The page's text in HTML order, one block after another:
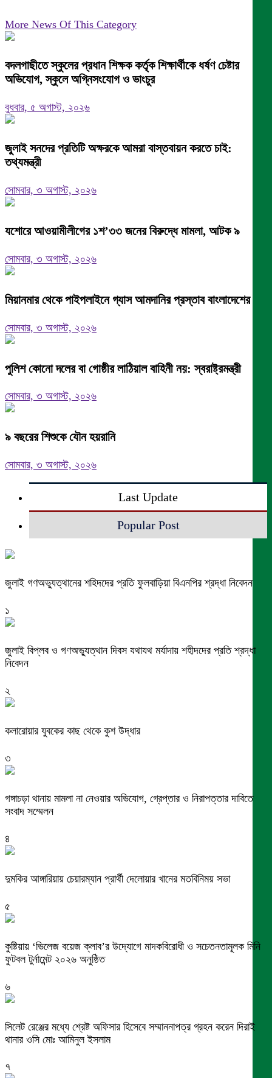
More News Of This Category
বদলগাছীতে স্কুলের প্রধান শিক্ষক কর্তৃক শিক্ষার্থীকে ধর্ষণ চেষ্টার
অভিযোগ, স্কুলে অগ্নিসংযোগ ও ভাংচুর
বুধবার, ৫ অগাস্ট, ২০২৬
জুলাই সনদের প্রতিটি অক্ষরকে আমরা বাস্তবায়ন করতে চাই:
তথ্যমন্ত্রী
সোমবার, ৩ অগাস্ট, ২০২৬
যশোরে আওয়ামীলীগের ১শ’৩৩ জনের বিরুদ্ধে মামলা, আটক ৯
সোমবার, ৩ অগাস্ট, ২০২৬
মিয়ানমার থেকে পাইপলাইনে গ্যাস আমদানির প্রস্তাব বাংলাদেশের
সোমবার, ৩ অগাস্ট, ২০২৬
পুলিশ কোনো দলের বা গোষ্ঠীর লাঠিয়াল বাহিনী নয়: স্বরাষ্ট্রমন্ত্রী
সোমবার, ৩ অগাস্ট, ২০২৬
৯ বছরের শিশুকে যৌন হয়রানি
সোমবার, ৩ অগাস্ট, ২০২৬
Last Update
Popular Post
জুলাই গণঅভ্যুত্থানের শহিদদের প্রতি ফুলবাড়িয়া বিএনপির শ্রদ্ধা নিবেদন
১
জুলাই বিপ্লব ও গণঅভ্যুত্থান দিবস যথাযথ মর্যাদায় শহীদদের প্রতি শ্রদ্ধা
নিবেদন
২
কলারোয়ার যুবকের কাছ থেকে কুশ উদ্ধার
৩
গঙ্গাচড়া থানায় মামলা না নেওয়ার অভিযোগ, গ্রেপ্তার ও নিরাপত্তার দাবিতে
সংবাদ সম্মেলন
৪
দুমকির আঙ্গারিয়ায় চেয়ারম্যান প্রার্থী দেলোয়ার খানের মতবিনিময় সভা
৫
কুষ্টিয়ায় ‘ভিলেজ বয়েজ ক্লাব’র উদ্যোগে মাদকবিরোধী ও সচেতনতামূলক মিনি
ফুটবল টুর্নামেন্ট ২০২৬ অনুষ্ঠিত
৬
সিলেট রেঞ্জের মধ্যে শ্রেষ্ট অফিসার হিসেবে সম্মাননাপত্র গ্রহন করেন দিরাই
থানার ওসি মোঃ আমিনুল ইসলাম
৭